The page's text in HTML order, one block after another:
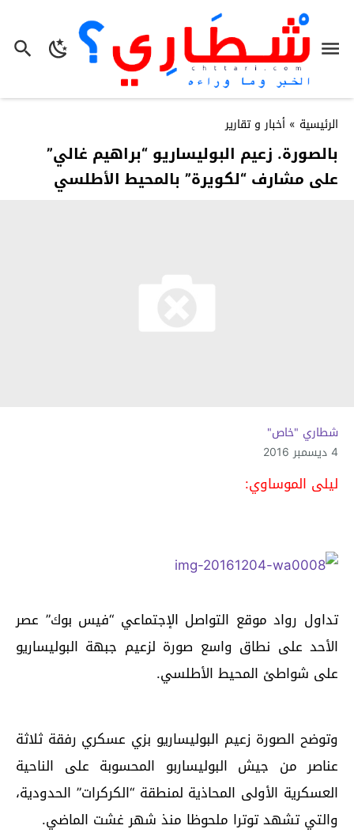
الرئيسية » أخبار و تقارير
بالصورة. زعيم البوليساريو “براهيم غالي”
على مشارف “لكويرة” بالمحيط الأطلسي
شطاري "خاص"
4 ديسمبر 2016
ليلى الموساوي:
تداول رواد موقع التواصل الإجتماعي “فيس بوك” عصر
الأحد على نطاق واسع صورة لزعيم جبهة البوليساريو
على شواطئ المحيط الأطلسي.
وتوضح الصورة زعيم البوليساريو بزي عسكري رفقة ثلاثة
عناصر من جيش البوليساربو المحسوبة على الناحية
العسكرية الأولى المحاذية لمنطقة “الكركرات” الحدودية،
والتي تشهد توترا ملحوظا منذ شهر غشت الماضي.